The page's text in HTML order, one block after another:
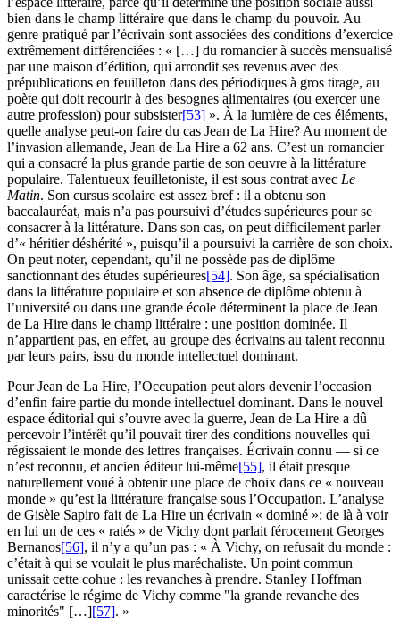
bien dans le champ littéraire que dans le champ du pouvoir. Au
genre pratiqué par l’écrivain sont associées des conditions d’exercice
extrêmement différenciées : « […] du romancier à succès mensualisé
par une maison d’édition, qui arrondit ses revenus avec des
prépublications en feuilleton dans des périodiques à gros tirage, au
poète qui doit recourir à des besognes alimentaires (ou exercer une
autre profession) pour subsister[53] ». À la lumière de ces éléments,
quelle analyse peut-on faire du cas Jean de La Hire? Au moment de
l’invasion allemande, Jean de La Hire a 62 ans. C’est un romancier
qui a consacré la plus grande partie de son oeuvre à la littérature
populaire. Talentueux feuilletoniste, il est sous contrat avec Le
Matin. Son cursus scolaire est assez bref : il a obtenu son
baccalauréat, mais n’a pas poursuivi d’études supérieures pour se
consacrer à la littérature. Dans son cas, on peut difficilement parler
d’« héritier déshérité », puisqu’il a poursuivi la carrière de son choix.
On peut noter, cependant, qu’il ne possède pas de diplôme
sanctionnant des études supérieures[54]. Son âge, sa spécialisation
dans la littérature populaire et son absence de diplôme obtenu à
l’université ou dans une grande école déterminent la place de Jean
de La Hire dans le champ littéraire : une position dominée. Il
n’appartient pas, en effet, au groupe des écrivains au talent reconnu
par leurs pairs, issu du monde intellectuel dominant.
Pour Jean de La Hire, l’Occupation peut alors devenir l’occasion
d’enfin faire partie du monde intellectuel dominant. Dans le nouvel
espace éditorial qui s’ouvre avec la guerre, Jean de La Hire a dû
percevoir l’intérêt qu’il pouvait tirer des conditions nouvelles qui
régissaient le monde des lettres françaises. Écrivain connu — si ce
n’est reconnu, et ancien éditeur lui-même[55], il était presque
naturellement voué à obtenir une place de choix dans ce « nouveau
monde » qu’est la littérature française sous l’Occupation. L’analyse
de Gisèle Sapiro fait de La Hire un écrivain « dominé »; de là à voir
en lui un de ces « ratés » de Vichy dont parlait férocement Georges
Bernanos[56], il n’y a qu’un pas : « À Vichy, on refusait du monde :
c’était à qui se voulait le plus maréchaliste. Un point commun
unissait cette cohue : les revanches à prendre. Stanley Hoffman
caractérise le régime de Vichy comme "la grande revanche des
minorités" […] [57]. »